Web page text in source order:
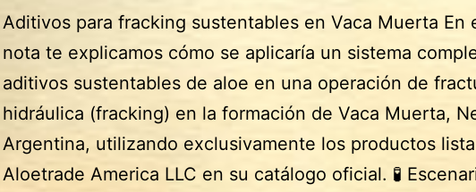
Aditivos para fracking sustentables en Vaca Muerta En
nota te explicamos cómo se aplicaría un sistema
aditivos sustentables de aloe en una operación de
hidráulica (fracking) en la formación de Vaca Muerta,
Argentina, utilizando exclusivamente los productos
Aloetrade America LLC en su catálogo oficial. 🧪